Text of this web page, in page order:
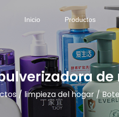
Inicio Productos
/ limpieza del hogar /